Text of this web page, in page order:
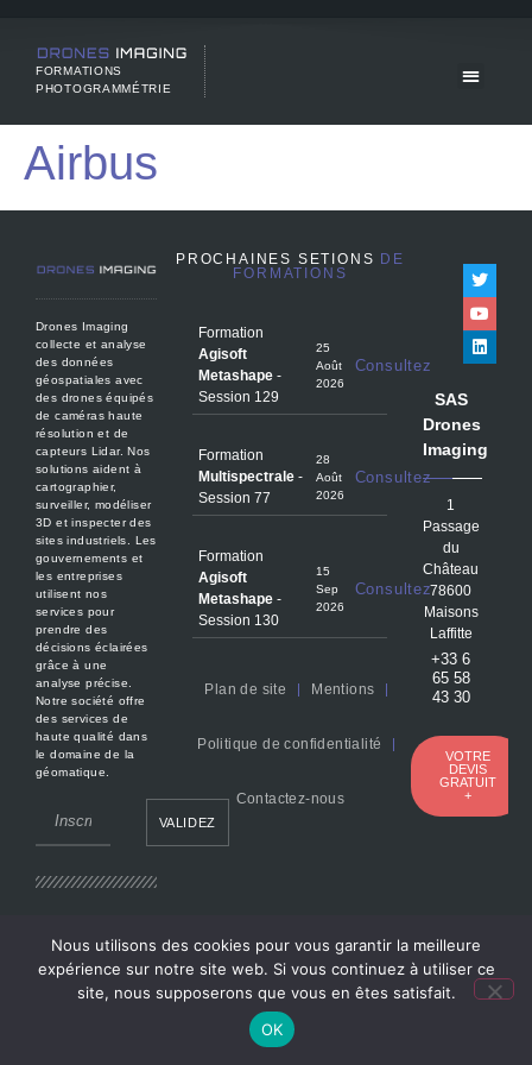
FORMATIONS
PHOTOGRAMMÉTRIE
Airbus
Drones Imaging
collecte et analyse
des données
géospatiales avec
des drones équipés
de caméras haute
résolution et de
capteurs Lidar. Nos
solutions aident à
cartographier,
surveiller, modéliser
3D et inspecter des
sites industriels. Les
gouvernements et
les entreprises
utilisent nos
services pour
prendre des
décisions éclairées
grâce à une
analyse précise.
Notre société offre
des services de
haute qualité dans
le domaine de la
géomatique.
VALIDEZ
PROCHAINES SETIONS DE
FORMATIONS
Formation
Agisoft
Metashape -
Session 129
25
Août
2026
Consultez
Formation
Multispectrale -
Session 77
28
Août
2026
Consultez
Formation
Agisoft
Metashape -
Session 130
15
Sep
2026
Consultez
Plan de site Mentions
Politique de confidentialité
Contactez-nous
SAS
Drones
Imaging
1
Passage
du
Château
78600
Maisons
Laffitte
+33 6
65 58
43 30
VOTRE
DEVIS
GRATUIT
+
© dronesimaging.com/ Réalisation Studio graphique flixart.fr
Nous utilisons des cookies pour vous garantir la meilleure
expérience sur notre site web. Si vous continuez à utiliser ce
site, nous supposerons que vous en êtes satisfait.
OK